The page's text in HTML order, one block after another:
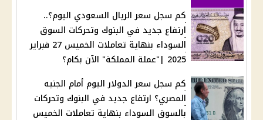
كم سجل سعر الريال السعودي اليوم؟..
ارتفاع جديد في البنوك وتحركات السوق
السوداء بنهاية تعاملات الخميس 27 فبراير
2025 |"عملة المملكة" الآن بكام؟
كم سجل سعر الدولار اليوم أمام الجنيه
المصري؟ ارتفاع جديد في البنوك وتحركات
بالسوق السوداء بنهاية تعاملات الخميس